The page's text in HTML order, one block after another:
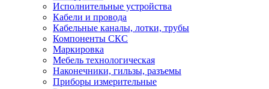
Исполнительные устройства
Кабели и провода
Кабельные каналы, лотки, трубы
Компоненты СКС
Маркировка
Мебель технологическая
Наконечники, гильзы, разъемы
Приборы измерительные